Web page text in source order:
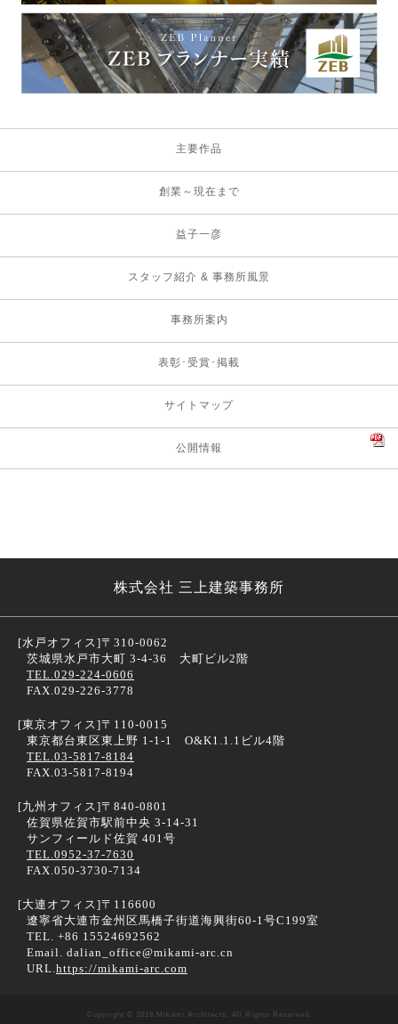
主要作品
創業～現在まで
益子一彦
スタッフ紹介 & 事務所風景
事務所案内
表彰･受賞･掲載
サイトマップ
公開情報
株式会社 三上建築事務所
[水戸オフィス]〒310-0062
茨城県水戸市大町 3-4-36 大町ビル2階
TEL.029-224-0606
FAX.029-226-3778
[東京オフィス]〒110-0015
東京都台東区東上野 1-1-1 O&K1.1.1ビル4階
TEL.03-5817-8184
FAX.03-5817-8194
[九州オフィス]〒840-0801
佐賀県佐賀市駅前中央 3-14-31
サンフィールド佐賀 401号
TEL.0952-37-7630
FAX.050-3730-7134
[大連オフィス]〒116600
遼寧省大連市金州区馬橋子街道海興街60-1号C199室
TEL. +86 15524692562
Email. dalian_office@mikami-arc.cn
URL.https://mikami-arc.com
Copyright © 2018 Mikami Architects. All Rights Reserved.